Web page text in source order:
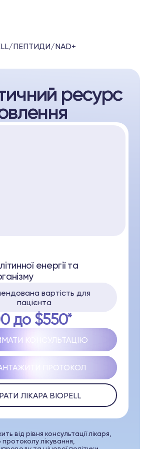
ресурс
енергії та
вартість для
пацієнта
до $550*
КОНСУЛЬТАЦІЮ
ПРОТОКОЛ
ЛІКАРА BIOPELL
від рівня консультації лікаря,
протоколу лікування,
/ ПЕПТИДИ/ NAD+